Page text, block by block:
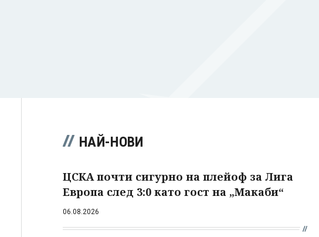
НАЙ-НОВИ
ЦСКА почти сигурно на плейоф за Лига
Европа след 3:0 като гост на „Макаби“
06.08.2026